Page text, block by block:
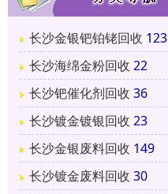
长沙金银钯铂铑回收 123
长沙海绵金粉回收 22
长沙钯催化剂回收 36
长沙镀金镀银回收 23
长沙金银废料回收 149
长沙镀金废料回收 30